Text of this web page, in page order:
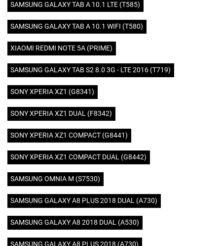
SAMSUNG GALAXY TAB A 10.1 LTE (T585)
SAMSUNG GALAXY TAB A 10.1 WIFI (T580)
XIAOMI REDMI NOTE 5A (PRIME)
SAMSUNG GALAXY TAB S2 8.0 3G - LTE 2016 (T719)
SONY XPERIA XZ1 (G8341)
SONY XPERIA XZ1 DUAL (F8342)
SONY XPERIA XZ1 COMPACT (G8441)
SONY XPERIA XZ1 COMPACT DUAL (G8442)
SAMSUNG OMNIA M (S7530)
SAMSUNG GALAXY A8 PLUS 2018 DUAL (A730)
SAMSUNG GALAXY A8 2018 DUAL (A530)
SAMSUNG GALAXY A8 PLUS 2018 (A730)